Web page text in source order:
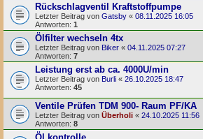
Rückschlagventil Kraftstoffpumpe
Letzter Beitrag von Gatsby « 08.11.2025 16:05
Antworten: 1
Ölfilter wechseln 4tx
Letzter Beitrag von Biker « 04.11.2025 07:27
Antworten: 7
Leistung erst ab ca. 4000U/min
Letzter Beitrag von Burli « 26.10.2025 18:47
Antworten: 45
Ventile Prüfen TDM 900- Raum PF/KA
Letzter Beitrag von Überholi « 24.10.2025 11:56
Antworten: 8
Öl kontrolle